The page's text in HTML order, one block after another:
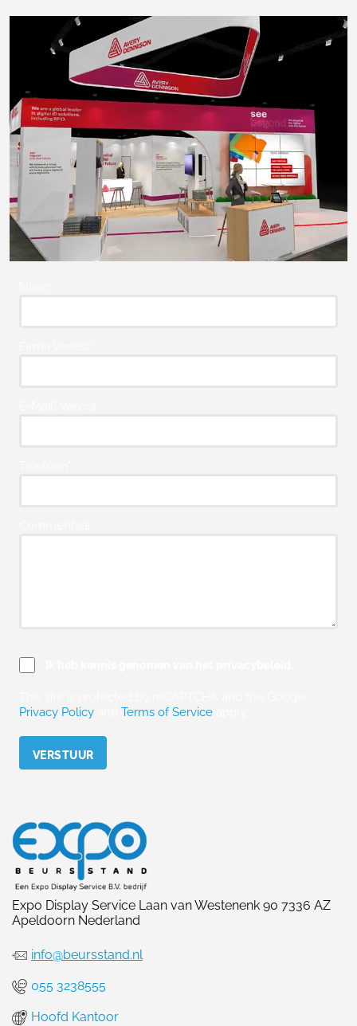
Privacy Policy
Terms of Service
Expo Display Service Laan van Westenenk 90 7336 AZ
Apeldoorn Nederland
info@beursstand.nl
055 3238555
Hoofd Kantoor